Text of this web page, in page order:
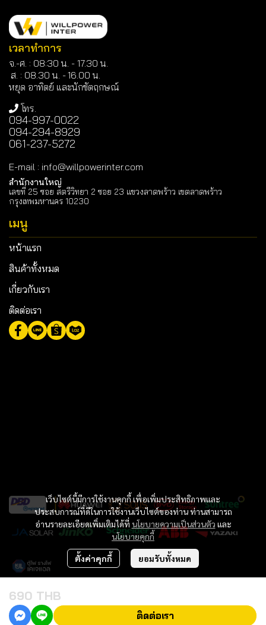
690 THB
ติดต่อเรา
เว็บไซต์นี้มีการใช้งานคุกกี้ เพื่อเพิ่มประสิทธิภาพและ
ประสบการณ์ที่ดีในการใช้งานเว็บไซต์ของท่าน ท่านสามารถ
อ่านรายละเอียดเพิ่มเติมได้ที่ นโยบายความเป็นส่วนตัว และ
นโยบายคุกกี้
ตั้งค่าคุกกี้ ยอมรับทั้งหมด
เวลาทำการ
จ.-ศ. : 08:30 น. - 17.30 น.
ส. : 08.30 น. -16.00 น.
หยุด อาทิตย์ และนักขัตฤกษณ์
โทร.
094-997-0022
094-294-8929
061-237-5272
E-mail : info@willpowerinter.com
สำนักงานใหญ่
เลขที่ 25 ซอย สตรีวิทยา 2 ซอย 23 แขวงลาดพร้าว เขตลาดพร้าว
กรุงเทพมหานคร 10230
เมนู
หน้าแรก
สินค้าทั้งหมด
เกี่ยวกับเรา
ติดต่อเรา
Copyright 2023 | All Rights Reserved | Willpower inter Co..LTD